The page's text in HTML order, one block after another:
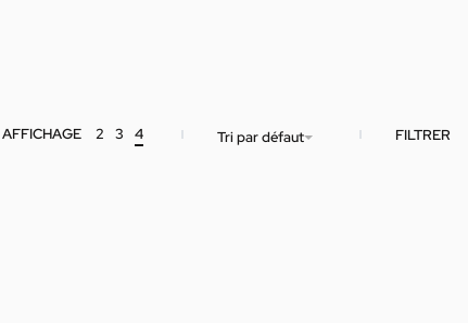
AFFICHAGE 2 3 4 Tri par défaut FILTRER